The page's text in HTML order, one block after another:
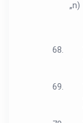
„n)
68.
69.